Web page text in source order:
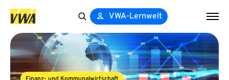
for:
VWA-Lernwelt